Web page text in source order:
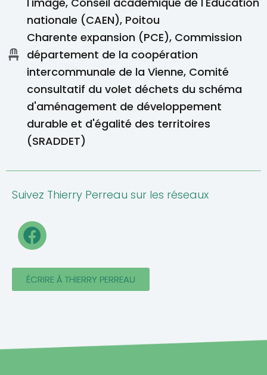
nationale (CAEN), Poitou
Charente expansion (PCE), Commission
département de la coopération
intercommunale de la Vienne, Comité
consultatif du volet déchets du schéma
d'aménagement de développement
durable et d'égalité des territoires
(SRADDET)
Suivez Thierry Perreau sur les réseaux
F
a
e
b
k
ÉCRIRE À THIERRY PERREAU